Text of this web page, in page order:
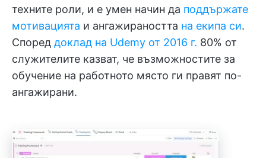
техните роли, и е умен начин да поддържате
мотивацията и ангажираността на екипа си.
Според доклад на Udemy от 2016 г. 80% от
служителите казват, че възможностите за
обучение на работното място ги правят по-
ангажирани.